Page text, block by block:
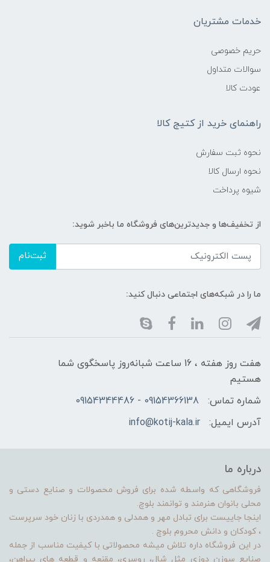
خدمات مشتریان
حریم خصوصی
سوالات متداول
عودت کالا
راهنمای خرید از کتیج کالا
نحوه ثبت سفارش
نحوه ارسال کالا
شیوه پرداخت
از تخفیف‌ها و جدیدترین‌های فروشگاه ما باخبر شوید:
ثبت‌نام
ما را در شبکه‌های اجتماعی دنبال کنید:
هفت روز هفته ، 16 ساعت شبانه‌روز پاسخگوی شما
هستیم
شماره تماس:
09154366138 - 09154344486
آدرس ایمیل:
info@kotij-kala.ir
درباره ما
فروشگاهی که واسطه شده برای فروش محصولات و صنایع دستی و
محلی بانوان هنرمند و توانمند بلوچ.
اینجا جاییست برای تبادل مهر و همدلی و همدردی با زنان خود سرپرست
، کودکان و دانش محروم بلوچ .
در این فروشگاه داره تلاش میشه محصولاتی با کیفیت مناسب از جمله
صنایع سوزن دوزی مثل شال، روسری، مقنعه و قطعه های پیراهن،